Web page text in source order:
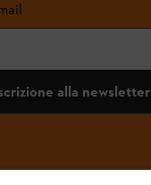
alla newsletter